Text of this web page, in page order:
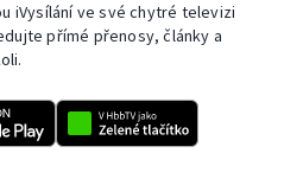
iVysílání ve své chytré televizi
přímé přenosy, články a